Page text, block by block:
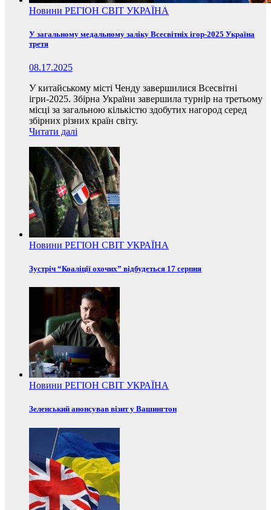
Новини РЕГІОН СВІТ УКРАЇНА
У загальному медальному заліку Всесвітніх ігор-2025 Україна
третя
08.17.2025
У китайському місті Ченду завершилися Всесвітні
ігри-2025. Збірна України завершила турнір на третьому
місці за загальною кількістю здобутих нагород серед
збірних різних країн світу.
Читати далі
Новини РЕГІОН СВІТ УКРАЇНА
Зустріч “Коаліції охочих” відбудеться 17 серпня
Новини РЕГІОН СВІТ УКРАЇНА
Зеленський анонсував візит у Вашингтон